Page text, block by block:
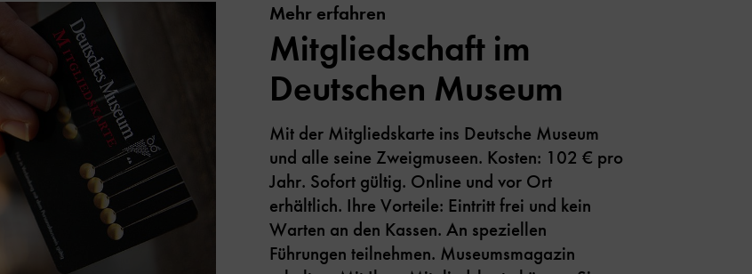
Mehr erfahren
Mitgliedschaft im
Deutschen Museum
Mit der Mitgliedskarte ins Deutsche Museum
und alle seine Zweigmuseen. Kosten: 102 € pro
Jahr. Sofort gültig. Online und vor Ort
erhältlich. Ihre Vorteile: Eintritt frei und kein
Warten an den Kassen. An speziellen
Führungen teilnehmen. Museumsmagazin